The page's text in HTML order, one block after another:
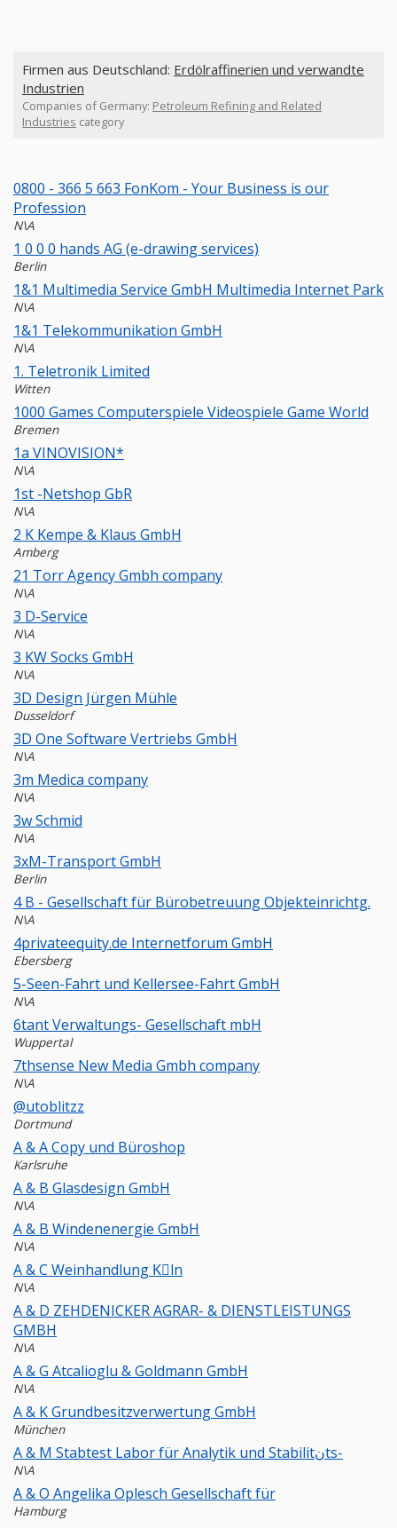
Firmen aus Deutschland: Erdölraffinerien und verwandte
Industrien
Companies of Germany: Petroleum Refining and Related
Industries category
0800 - 366 5 663 FonKom - Your Business is our
Profession
N\A
1 0 0 0 hands AG (e-drawing services)
Berlin
1&1 Multimedia Service GmbH Multimedia Internet Park
N\A
1&1 Telekommunikation GmbH
N\A
1. Teletronik Limited
Witten
1000 Games Computerspiele Videospiele Game World
Bremen
1a VINOVISION*
N\A
1st -Netshop GbR
N\A
2 K Kempe & Klaus GmbH
Amberg
21 Torr Agency Gmbh company
N\A
3 D-Service
N\A
3 KW Socks GmbH
N\A
3D Design Jürgen Mühle
Dusseldorf
3D One Software Vertriebs GmbH
N\A
3m Medica company
N\A
3w Schmid
N\A
3xM-Transport GmbH
Berlin
4 B - Gesellschaft für Bürobetreuung Objekteinrichtg.
N\A
4privateequity.de Internetforum GmbH
Ebersberg
5-Seen-Fahrt und Kellersee-Fahrt GmbH
N\A
6tant Verwaltungs- Gesellschaft mbH
Wuppertal
7thsense New Media Gmbh company
N\A
@utoblitzz
Dortmund
A & A Copy und Büroshop
Karlsruhe
A & B Glasdesign GmbH
N\A
A & B Windenenergie GmbH
N\A
A & C Weinhandlung Kِln
N\A
A & D ZEHDENICKER AGRAR- & DIENSTLEISTUNGS
GMBH
N\A
A & G Atcalioglu & Goldmann GmbH
N\A
A & K Grundbesitzverwertung GmbH
München
A & M Stabtest Labor für Analytik und Stabilitنts-
N\A
A & O Angelika Oplesch Gesellschaft für
Hamburg